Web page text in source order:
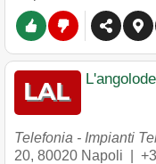
Telefonia - Impianti
20, 80020 Napoli